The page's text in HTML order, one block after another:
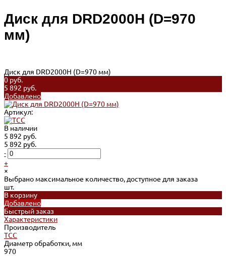
Диск для DRD2000H (D=970
мм)
Диск для DRD2000H (D=970 мм)
0 руб.
5 892 руб.
Добавлено
Артикул:
В наличии
5 892 руб.
5 892 руб.
-
+
×
Выбрано максимальное количество, доступное для заказа
шт.
В корзину
Добавлено
Быстрый заказ
Характеристики
Производитель
ТСС
Диаметр обработки, мм
970